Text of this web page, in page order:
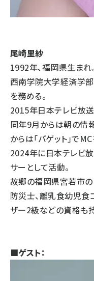
尾崎里紗
1992年、福岡県生まれ
西南学院大学経済学
を務める。
2015年日本テレビ放送
同年9月からは朝の情
からは「バゲット」で
2024年に日本テレビ
サーとして活動。
故郷の福岡県宮若市の
防災士、離乳食幼児食
ザー2級などの資格も
■ゲスト：